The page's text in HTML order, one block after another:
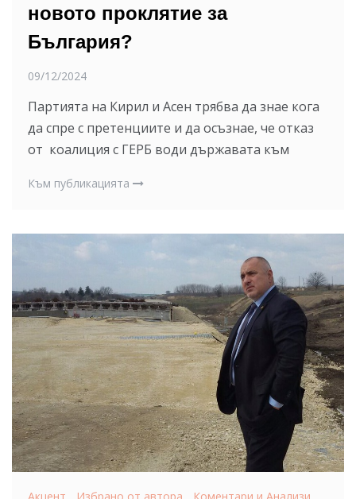
новото проклятие за
България?
09/12/2024
Партията на Кирил и Асен трябва да знае кога
да спре с претенциите и да осъзнае, че отказ
от коалиция с ГЕРБ води държавата към
Към публикацията